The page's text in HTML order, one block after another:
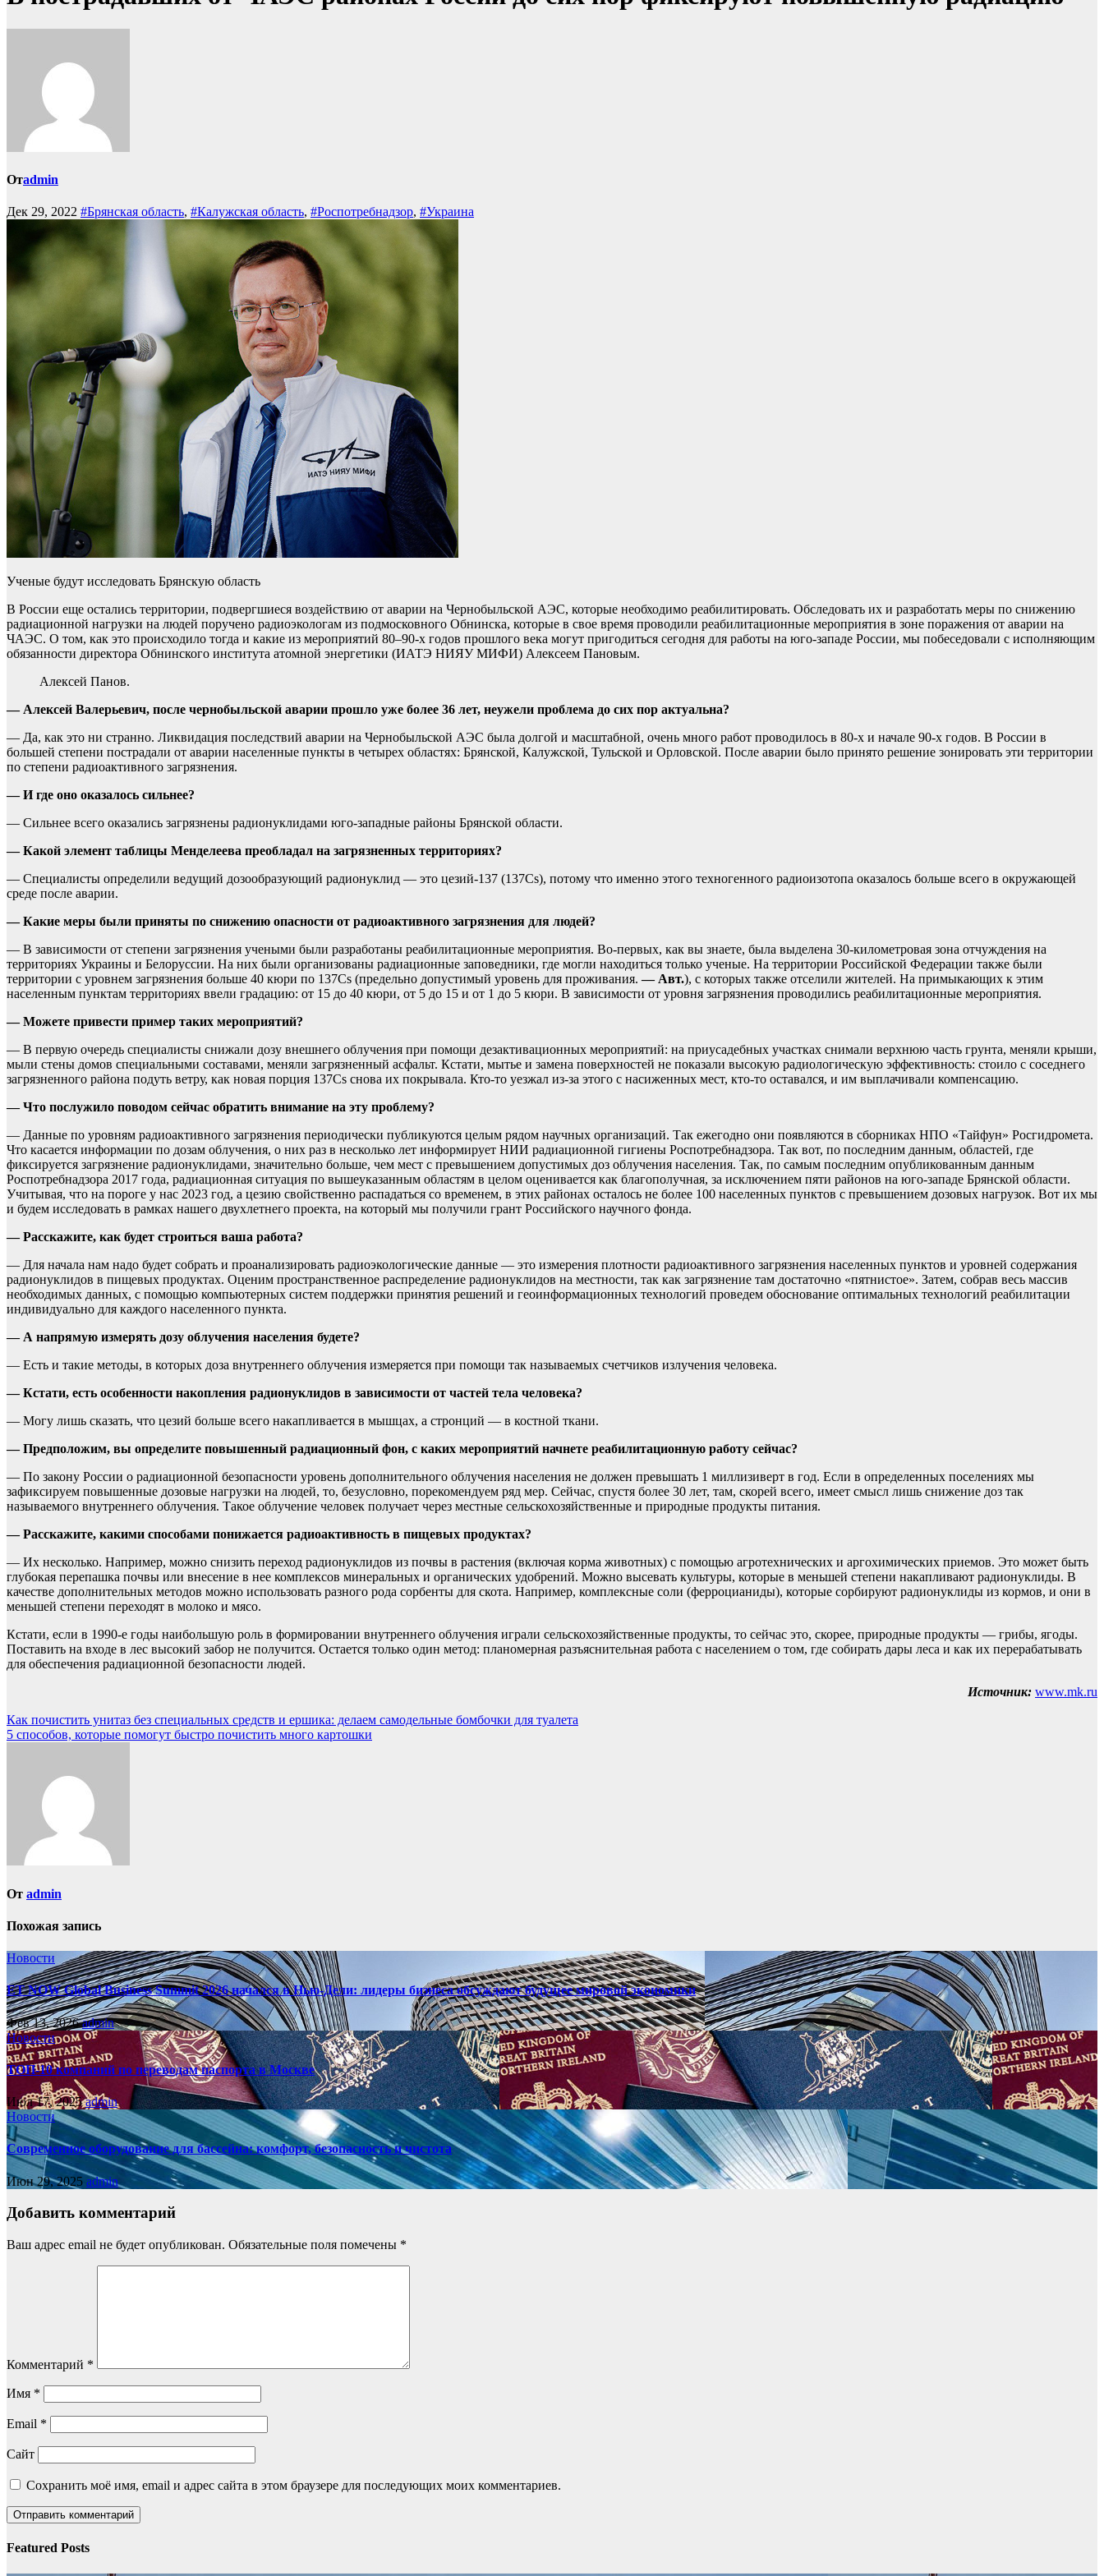
Отadmin
Дек 29, 2022 #Брянская область, #Калужская область, #Роспотребнадзор, #Украина
Ученые будут исследовать Брянскую область
В России еще остались территории, подвергшиеся воздействию от аварии на Чернобыльской АЭС, которые необходимо реабилитировать. Обследовать их и разработать меры по снижению
радиационной нагрузки на людей поручено радиоэкологам из подмосковного Обнинска, которые в свое время проводили реабилитационные мероприятия в зоне поражения от аварии на
ЧАЭС. О том, как это происходило тогда и какие из мероприятий 80–90-х годов прошлого века могут пригодиться сегодня для работы на юго-западе России, мы побеседовали с исполняющим
обязанности директора Обнинского института атомной энергетики (ИАТЭ НИЯУ МИФИ) Алексеем Пановым.
Алексей Панов.
— Алексей Валерьевич, после чернобыльской аварии прошло уже более 36 лет, неужели проблема до сих пор актуальна?
— Да, как это ни странно. Ликвидация последствий аварии на Чернобыльской АЭС была долгой и масштабной, очень много работ проводилось в 80-х и начале 90-х годов. В России в
большей степени пострадали от аварии населенные пункты в четырех областях: Брянской, Калужской, Тульской и Орловской. После аварии было принято решение зонировать эти территории
по степени радиоактивного загрязнения.
— И где оно оказалось сильнее?
— Сильнее всего оказались загрязнены радионуклидами юго-западные районы Брянской области.
— Какой элемент таблицы Менделеева преобладал на загрязненных территориях?
— Специалисты определили ведущий дозообразующий радионуклид — это цезий-137 (137Cs), потому что именно этого техногенного радиоизотопа оказалось больше всего в окружающей
среде после аварии.
— Какие меры были приняты по снижению опасности от радиоактивного загрязнения для людей?
— В зависимости от степени загрязнения учеными были разработаны реабилитационные мероприятия. Во-первых, как вы знаете, была выделена 30-километровая зона отчуждения на
территориях Украины и Белоруссии. На них были организованы радиационные заповедники, где могли находиться только ученые. На территории Российской Федерации также были
территории с уровнем загрязнения больше 40 кюри по 137Cs (предельно допустимый уровень для проживания.— Авт.), с которых также отселили жителей. На примыкающих к этим
населенным пунктам территориях ввели градацию: от 15 до 40 кюри, от 5 до 15 и от 1 до 5 кюри. В зависимости от уровня загрязнения проводились реабилитационные мероприятия.
— Можете привести пример таких мероприятий?
— В первую очередь специалисты снижали дозу внешнего облучения при помощи дезактивационных мероприятий: на приусадебных участках снимали верхнюю часть грунта, меняли крыши,
мыли стены домов специальными составами, меняли загрязненный асфальт. Кстати, мытье и замена поверхностей не показали высокую радиологическую эффективность: стоило с соседнего
загрязненного района подуть ветру, как новая порция 137Cs снова их покрывала. Кто-то уезжал из-за этого с насиженных мест, кто-то оставался, и им выплачивали компенсацию.
— Что послужило поводом сейчас обратить внимание на эту проблему?
— Данные по уровням радиоактивного загрязнения периодически публикуются целым рядом научных организаций. Так ежегодно они появляются в сборниках НПО «Тайфун» Росгидромета.
Что касается информации по дозам облучения, о них раз в несколько лет информирует НИИ радиационной гигиены Роспотребнадзора. Так вот, по последним данным, областей, где
фиксируется загрязнение радионуклидами, значительно больше, чем мест с превышением допустимых доз облучения населения. Так, по самым последним опубликованным данным
Роспотребнадзора 2017 года, радиационная ситуация по вышеуказанным областям в целом оценивается как благополучная, за исключением пяти районов на юго-западе Брянской области.
Учитывая, что на пороге у нас 2023 год, а цезию свойственно распадаться со временем, в этих районах осталось не более 100 населенных пунктов с превышением дозовых нагрузок. Вот их мы
и будем исследовать в рамках нашего двухлетнего проекта, на который мы получили грант Российского научного фонда.
— Расскажите, как будет строиться ваша работа?
— Для начала нам надо будет собрать и проанализировать радиоэкологические данные — это измерения плотности радиоактивного загрязнения населенных пунктов и уровней содержания
радионуклидов в пищевых продуктах. Оценим пространственное распределение радионуклидов на местности, так как загрязнение там достаточно «пятнистое». Затем, собрав весь массив
необходимых данных, с помощью компьютерных систем поддержки принятия решений и геоинформационных технологий проведем обоснование оптимальных технологий реабилитации
индивидуально для каждого населенного пункта.
— А напрямую измерять дозу облучения населения будете?
— Есть и такие методы, в которых доза внутреннего облучения измеряется при помощи так называемых счетчиков излучения человека.
— Кстати, есть особенности накопления радионуклидов в зависимости от частей тела человека?
— Могу лишь сказать, что цезий больше всего накапливается в мышцах, а стронций — в костной ткани.
— Предположим, вы определите повышенный радиационный фон, с каких мероприятий начнете реабилитационную работу сейчас?
— По закону России о радиационной безопасности уровень дополнительного облучения населения не должен превышать 1 миллизиверт в год. Если в определенных поселениях мы
зафиксируем повышенные дозовые нагрузки на людей, то, безусловно, порекомендуем ряд мер. Сейчас, спустя более 30 лет, там, скорей всего, имеет смысл лишь снижение доз так
называемого внутреннего облучения. Такое облучение человек получает через местные сельскохозяйственные и природные продукты питания.
— Расскажите, какими способами понижается радиоактивность в пищевых продуктах?
— Их несколько. Например, можно снизить переход радионуклидов из почвы в растения (включая корма животных) с помощью агротехнических и аргохимических приемов. Это может быть
глубокая перепашка почвы или внесение в нее комплексов минеральных и органических удобрений. Можно высевать культуры, которые в меньшей степени накапливают радионуклиды. В
качестве дополнительных методов можно использовать разного рода сорбенты для скота. Например, комплексные соли (ферроцианиды), которые сорбируют радионуклиды из кормов, и они в
меньшей степени переходят в молоко и мясо.
Кстати, если в 1990-е годы наибольшую роль в формировании внутреннего облучения играли сельскохозяйственные продукты, то сейчас это, скорее, природные продукты — грибы, ягоды.
Поставить на входе в лес высокий забор не получится. Остается только один метод: планомерная разъяснительная работа с населением о том, где собирать дары леса и как их перерабатывать
для обеспечения радиационной безопасности людей.
Источник: www.mk.ru
Навигация
по
Как почистить унитаз без специальных средств и ершика: делаем самодельные бомбочки для туалета
5 способов, которые помогут быстро почистить много картошки
От admin
Похожая запись
Новости
ET NOW Global Business Summit 2026 начался в Нью‑Дели: лидеры бизнеса обсуждают будущее мировой экономики
Фев 13, 2026admin
Новости
ТОП-10 компаний по переводам паспорта в Москве
Июл 17, 2025admin
Новости
Современное оборудование для бассейна: комфорт, безопасность и чистота
Июн 29, 2025 admin
Добавить комментарий
Ваш адрес email не будет опубликован. Обязательные поля помечены *
Комментарий *
Имя *
Email *
Сайт
Сохранить моё имя, email и адрес сайта в этом браузере для последующих моих комментариев.
Featured Posts